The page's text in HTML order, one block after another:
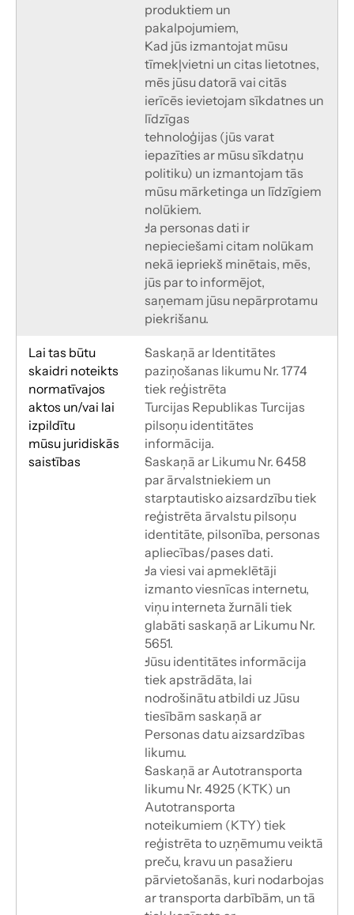
produktiem un
pakalpojumiem,
Kad jūs izmantojat mūsu
tīmekļvietni un citas lietotnes,
mēs jūsu datorā vai citās
ierīcēs ievietojam sīkdatnes un
līdzīgas
tehnoloģijas (jūs varat
iepazīties ar mūsu sīkdatņu
politiku) un izmantojam tās
mūsu mārketinga un līdzīgiem
nolūkiem.
Ja personas dati ir
nepieciešami citam nolūkam
nekā iepriekš minētais, mēs,
jūs par to informējot,
saņemam jūsu nepārprotamu
piekrišanu.
Lai tas būtu
skaidri noteikts
normatīvajos
aktos un/vai lai
izpildītu
mūsu juridiskās
saistības
Saskaņā ar Identitātes
paziņošanas likumu Nr. 1774
tiek reģistrēta
Turcijas Republikas Turcijas
pilsoņu identitātes
informācija.
Saskaņā ar Likumu Nr. 6458
par ārvalstniekiem un
starptautisko aizsardzību tiek
reģistrēta ārvalstu pilsoņu
identitāte, pilsonība, personas
apliecības/pases dati.
Ja viesi vai apmeklētāji
izmanto viesnīcas internetu,
viņu interneta žurnāli tiek
glabāti saskaņā ar Likumu Nr.
5651.
Jūsu identitātes informācija
tiek apstrādāta, lai
nodrošinātu atbildi uz Jūsu
tiesībām saskaņā ar
Personas datu aizsardzības
likumu.
Saskaņā ar Autotransporta
likumu Nr. 4925 (KTK) un
Autotransporta
noteikumiem (KTY) tiek
reģistrēta to uzņēmumu veiktā
preču, kravu un pasažieru
pārvietošanās, kuri nodarbojas
ar transporta darbībām, un tā